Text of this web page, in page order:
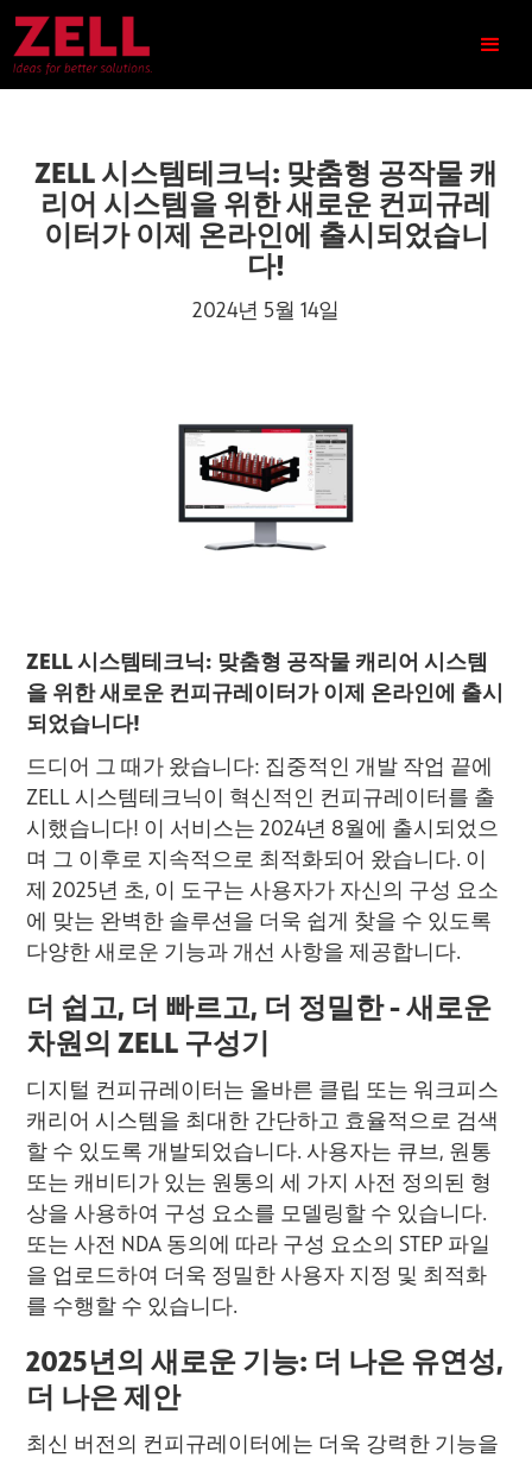
ZELL 시스템테크닉: 맞춤형 공작물 캐
리어 시스템을 위한 새로운 컨피규레
이터가 이제 온라인에 출시되었습니
다!
2024년 5월 14일
ZELL 시스템테크닉: 맞춤형 공작물 캐리어 시스템
을 위한 새로운 컨피규레이터가 이제 온라인에 출시
되었습니다!
드디어 그 때가 왔습니다: 집중적인 개발 작업 끝에
ZELL 시스템테크닉이 혁신적인 컨피규레이터를 출
시했습니다! 이 서비스는 2024년 8월에 출시되었으
며 그 이후로 지속적으로 최적화되어 왔습니다. 이
제 2025년 초, 이 도구는 사용자가 자신의 구성 요소
에 맞는 완벽한 솔루션을 더욱 쉽게 찾을 수 있도록
다양한 새로운 기능과 개선 사항을 제공합니다.
더 쉽고, 더 빠르고, 더 정밀한 - 새로운
차원의 ZELL 구성기
디지털 컨피규레이터는 올바른 클립 또는 워크피스
캐리어 시스템을 최대한 간단하고 효율적으로 검색
할 수 있도록 개발되었습니다. 사용자는 큐브, 원통
또는 캐비티가 있는 원통의 세 가지 사전 정의된 형
상을 사용하여 구성 요소를 모델링할 수 있습니다.
또는 사전 NDA 동의에 따라 구성 요소의 STEP 파일
을 업로드하여 더욱 정밀한 사용자 지정 및 최적화
를 수행할 수 있습니다.
2025년의 새로운 기능: 더 나은 유연성,
더 나은 제안
최신 버전의 컨피규레이터에는 더욱 강력한 기능을